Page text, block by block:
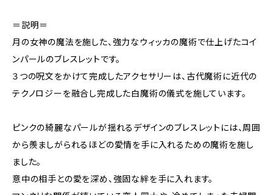
＝説明＝
月の女神の魔法を施した、強力なウィッカの魔術で仕上げたコイ
ンパールのブレスレットです。
３つの呪文をかけて完成したアクセサリーは、古代魔術に近代の
テクノロジーを融合し完成した白魔術の儀式を施しています。
ピンクの綺麗なパールが揺れるデザインのブレスレットには、周囲
から羨ましがられるほどの愛情を手に入れるための魔術を施し
ました。
意中の相手との愛を深め、強固な絆を手に入れます。